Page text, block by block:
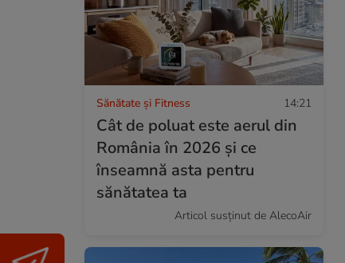
Sănătate și Fitness 14:21
Cât de poluat este aerul din
România în 2026 și ce
înseamnă asta pentru
sănătatea ta
Articol susținut de AlecoAir